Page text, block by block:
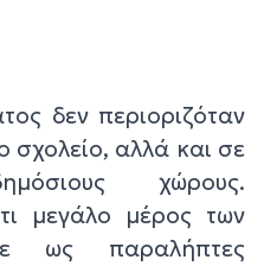
δεν περιοριζόταν
σχολείο, αλλά και σε
χώρους.
μεγάλο μέρος των
ως παραλήπτες